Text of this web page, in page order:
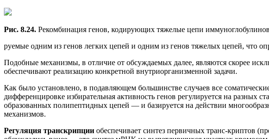
Рис. 8.24. Рекомбинация генов, кодирующих тяжелые цепи иммуноглобулинов
руемые одним из генов легких цепей и одним из генов тяжелых цепей, что
Подобные механизмы, в отличие от обсуждаемых далее, являются скорее
обеспечивают реализацию конкретной внутриорганизменной задачи.
Как было установлено, в подавляющем большинстве случаев все
дифференцировке избирательная активность генов регулируется на
образованных полипептидных цепей — и базируется на действии
механизмов.
Регуляция транскрипции обеспечивает синтез первичных транс-криптов